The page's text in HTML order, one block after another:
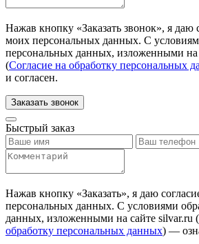
Нажав кнопку «Заказать звонок», я даю
моих персональных данных. С
персональных данных, изложенными на
(Согласие на обработку персональных
и согласен.
Заказать звонок
Быстрый заказ
Нажав кнопку «Заказать», я даю
персональных данных. С условиями
данных, изложенными на сайте silvar.ru (
обработку персональных данных) —